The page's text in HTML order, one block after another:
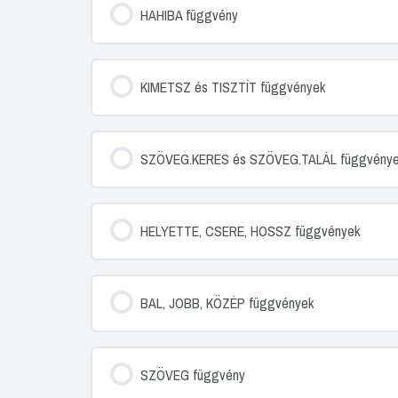
HAHIBA függvény
KIMETSZ és TISZTÍT függvények
SZÖVEG.KERES és SZÖVEG.TALÁL
HELYETTE, CSERE, HOSSZ függvények
BAL, JOBB, KÖZÉP függvények
SZÖVEG függvény